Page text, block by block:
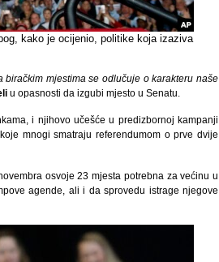
kako je ocijenio, politike koja izaziva
mjestima se odlučuje o karakteru naše
u opasnosti da izgubi mjesto u Senatu.
i njihovo učešće u predizbornoj kampanji
mnogi smatraju referendumom o prve dvije
osvoje 23 mjesta potrebna za većinu u
agende, ali i da sprovedu istrage njegove